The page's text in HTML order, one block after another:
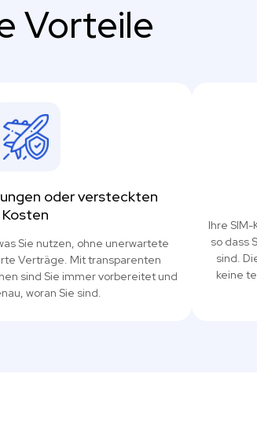
Vorteile
oder versteckten
Kosten
Sie nutzen, ohne unerwartete
Verträge. Mit transparenten
sind Sie immer vorbereitet und
woran Sie sind.
Ihre
so dass
sind.
keine